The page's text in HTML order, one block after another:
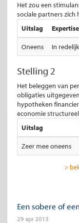
Het zou een
sociale partners
Uitslag
Expertise
Oneens In
Stelling 2
Het beleggen van
obligaties
hypotheken
economie
Uitslag
Zeer mee oneens
>
Een sobere of
29 apr 2013